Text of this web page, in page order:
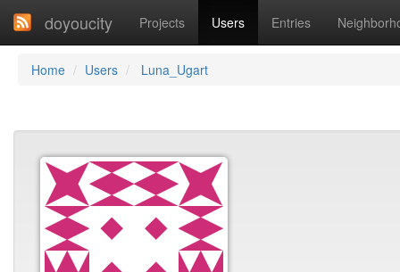
doyoucity Projects Users Entries
Home Users Luna_Ugart